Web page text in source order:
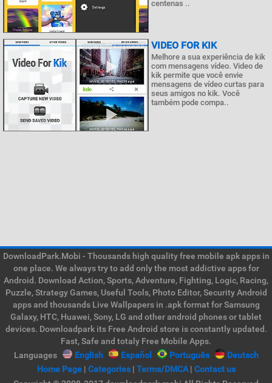
centenas ..
VIDEO FOR KIK
Melhore a sua experiência de kik
com mensagens vídeo. Video de
kik permite que você envie
mensagens de vídeo curtas para
seus amigos no kik. Você
também pode compa..
DownloadPark.Mobi - Thousands high quality free mobile apk apps in
one place. We always try to add only the most addictive apps for
Android. Download Action, Sports, Adventure, Fighting, Logic, Racing,
Puzzle, Strategy Games, Useful Tools, Photo Editor, Security Android
apps and thousands Live Wallpapers in .apk format for Samsung
Galaxy, HTC, Huawei, Sony, LG and other android phones or tablet
devices. Downloadpark its Free Android store is constantly updated.
Fast, Safe and totaly Free Mobile Apps.
Languages
English Español Português
Deutsch
Home Page| Categories| Terms/DMCA| Contact us